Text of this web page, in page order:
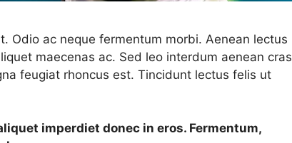
Odio ac neque fermentum morbi. Aenean lectus
maecenas ac. Sed leo interdum aenean cras
feugiat rhoncus est. Tincidunt lectus felis ut
imperdiet donec in eros. Fermentum,